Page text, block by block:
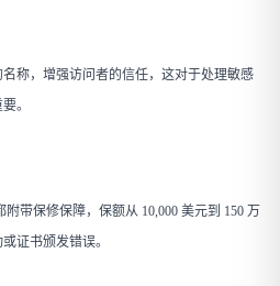
称，增强访问者的信任，这对于处理敏感
。
附带保修保障，保额从 10,000 美元到 150 万
证书颁发错误。